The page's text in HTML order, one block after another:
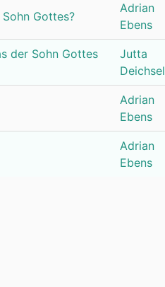
Gottes?
Adrian
Ebens
der Sohn Gottes
Jutta
Deichsel
Adrian
Ebens
Adrian
Ebens